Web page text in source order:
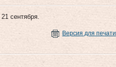
сентября.
Версия для печати